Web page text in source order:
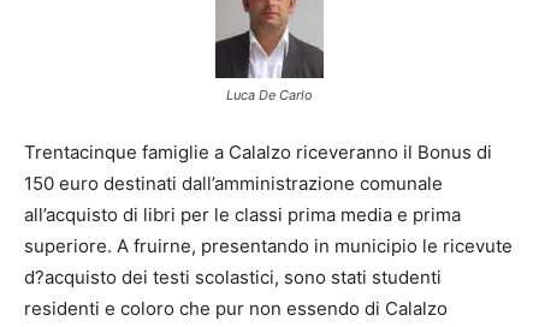
Luca De Carlo
Trentacinque famiglie a Calalzo riceveranno il Bonus di
150 euro destinati dall’amministrazione comunale
all’acquisto di libri per le classi prima media e prima
superiore. A fruirne, presentando in municipio le ricevute
d?acquisto dei testi scolastici, sono stati studenti
residenti e coloro che pur non essendo di Calalzo